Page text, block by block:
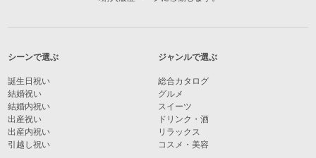
シーンで選ぶ
誕生日祝い
結婚祝い
結婚内祝い
出産祝い
出産内祝い
引越し祝い
ジャンルで選ぶ
総合カタログ
グルメ
スイーツ
ドリンク・酒
リラックス
コスメ・美容